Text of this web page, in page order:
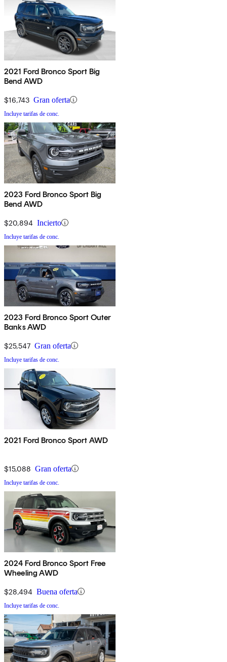
2021 Ford Bronco Sport Big
Bend AWD
$16,743 Gran oferta
Incluye tarifas de conc.
2023 Ford Bronco Sport Big
Bend AWD
$20,894 Incierto
Incluye tarifas de conc.
2023 Ford Bronco Sport Outer
Banks AWD
$25,547 Gran oferta
Incluye tarifas de conc.
2021 Ford Bronco Sport AWD
$15,088 Gran oferta
Incluye tarifas de conc.
2024 Ford Bronco Sport Free
Wheeling AWD
$28,494 Buena oferta
Incluye tarifas de conc.